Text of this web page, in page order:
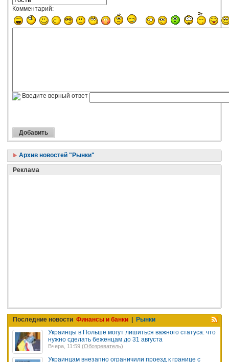
Комментарий:
Введите верный ответ
Архив новостей "Рынки"
Реклама
Последние новости Финансы и банки | Рынки
Украинцы в Польше могут лишиться важного статуса: что
нужно сделать беженцам до 31 августа
Вчера, 11:59 (Обозреватель)
Украинцам внезапно ограничили проезд к границе с